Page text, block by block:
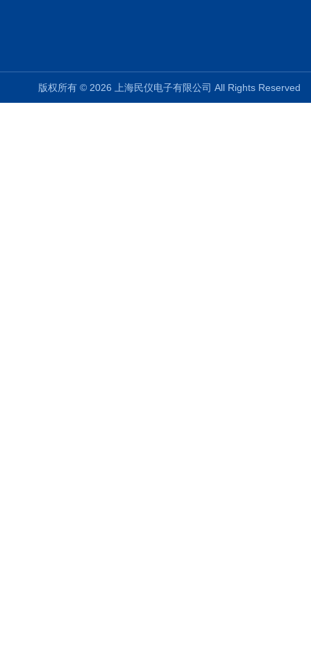
版权所有 © 2026 上海民仪电子有限公司 All Rights